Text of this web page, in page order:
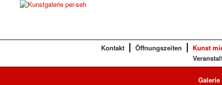
Kontakt Öffnungszeiten
Kunst